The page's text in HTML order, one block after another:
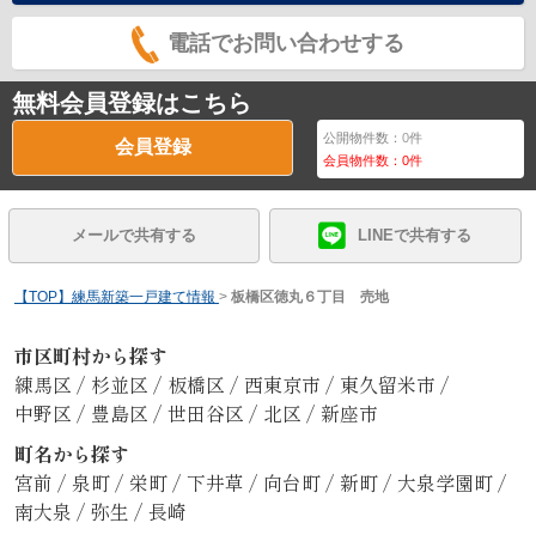
電話でお問い合わせする
無料会員登録はこちら
会員登録 公開物件数：0件
会員物件数：0件
メールで共有する LINEで共有する
【TOP】練馬新築一戸建て情報 > 板橋区徳丸６丁目 売地
市区町村から探す
練馬区 / 杉並区 / 板橋区 / 西東京市 / 東久留米市 /
中野区 / 豊島区 / 世田谷区 / 北区 / 新座市
町名から探す
宮前 / 泉町 / 栄町 / 下井草 / 向台町 / 新町 / 大泉学園町 /
南大泉 / 弥生 / 長崎